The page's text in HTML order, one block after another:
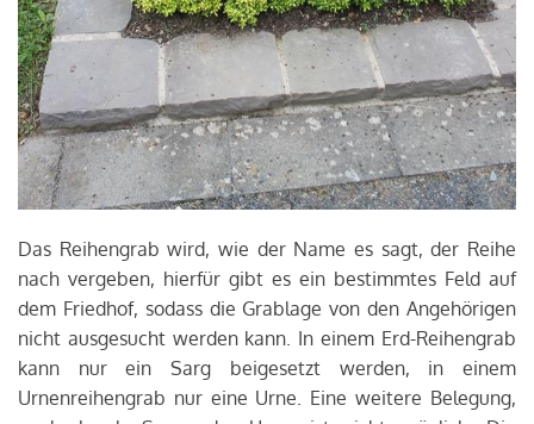
Das Reihengrab wird, wie der Name es sagt, der Reihe
nach vergeben, hierfür gibt es ein bestimmtes Feld auf
dem Friedhof, sodass die Grablage von den Angehörigen
nicht ausgesucht werden kann. In einem Erd-Reihengrab
kann nur ein Sarg beigesetzt werden, in einem
Urnenreihengrab nur eine Urne. Eine weitere Belegung,